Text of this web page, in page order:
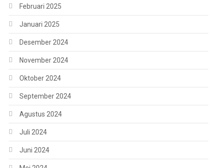
Februari 2025
Januari 2025
Desember 2024
November 2024
Oktober 2024
September 2024
Agustus 2024
Juli 2024
Juni 2024